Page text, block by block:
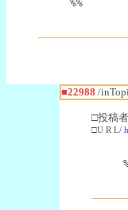
%%
■22988 /
□投稿
□U R L/